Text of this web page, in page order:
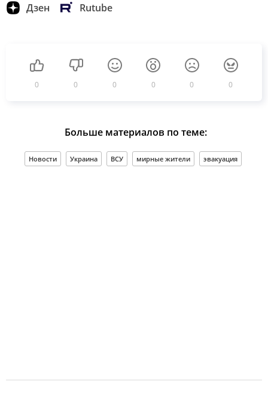
Дзен Rutube
0 0 0 0 0 0
Больше материалов по теме:
Новости Украина ВСУ мирные жители эвакуация